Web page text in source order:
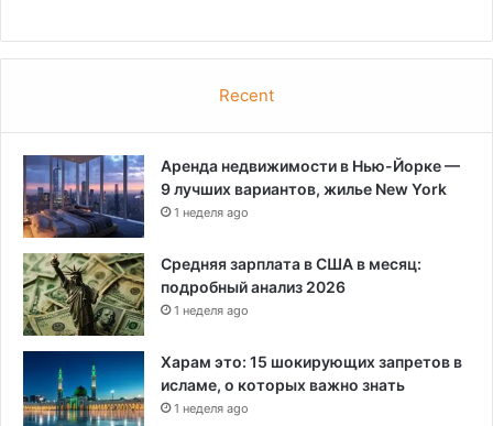
Recent
Аренда недвижимости в Нью-Йорке —
9 лучших вариантов, жилье New York
1 неделя ago
Средняя зарплата в США в месяц:
подробный анализ 2026
1 неделя ago
Харам это: 15 шокирующих запретов в
исламе, о которых важно знать
1 неделя ago